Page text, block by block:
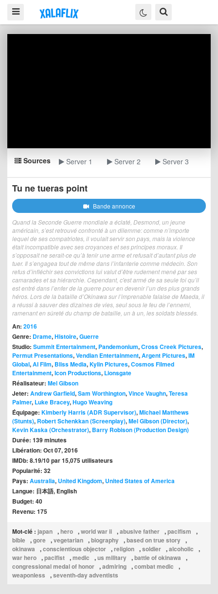
Sources Server 1 Server 2 Server 3
Tu ne tueras point
Bande annonce
Quand la Seconde Guerre mondiale a éclaté, Desmond, un jeune
américain, s’est retrouvé confronté à un dilemme: comme n’importe
lequel de ses compatriotes, il voulait servir son pays, mais la violence
était incompatible avec ses croyances et ses principes moraux. Il
s’opposait ne serait-ce qu’à tenir une arme et refusait d’autant plus de
tuer. Il s’engagea tout de même dans l’infanterie comme médecin. Son
refus d’infléchir ses convictions lui valut d’être rudement mené par ses
camarades et sa hiérarchie. Cependant, c'est armé de sa seule foi qu’il
est entré dans l’enfer de la guerre pour en devenir l’un des plus grands
héros. Lors de la bataille d’Okinawa sur l’imprenable falaise de Maeda, il
a réussi à sauver des dizaines de vies, seul sous le feu de l’ennemi,
ramenant en sûreté du champ de bataille, un à un, les soldats blessés.
An: 2016
Genre: Drame,Histoire,Guerre
Studio: Summit Entertainment, Pandemonium,Cross Creek Pictures,
Permut Presentations,Vendian Entertainment,Argent Pictures,IM
Global,AI Film, Bliss Media,Kylin Pictures,Cosmos Filmed
Entertainment,Icon Productions, Lionsgate
Réalisateur: Mel Gibson
Jeter: Andrew Garfield,Sam Worthington,Vince Vaughn,Teresa
Palmer, Luke Bracey,Hugo Weaving
Équipage: Kimberly Harris (ADR Supervisor),Michael Matthews
(Stunts), Robert Schenkkan (Screenplay),Mel Gibson (Director),
Kevin Kaska (Orchestrator), Barry Robison (Production Design)
Durée: 139 minutes
Libération: Oct 07, 2016
IMDb: 8.19/10 par 15,075 utilisateurs
Popularité: 32
Pays: Australia, United Kingdom, United States of America
Langue: 日本語, English
Budget: 40
Revenu: 175
Mot-clé : japan , hero ,world war ii ,abusive father ,pacifism
,
bible ,gore ,vegetarian ,biography ,based on true story ,
okinawa
,conscientious objector ,religion ,soldier ,alcoholic
,
war hero ,pacifist ,medic ,us military ,battle of okinawa
,
congressional medal of honor ,admiring ,combat medic
,
weaponless
,seventh-day adventists